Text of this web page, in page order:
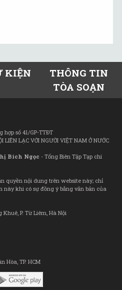
KIỆN
THÔNG TIN
TÒA SOẠN
số 41/GP-TTĐT
LẠC VỚI NGƯỜI VIỆT NAM Ở NƯỚC
Bích Ngọc - Tổng Biên Tập Tạp chí
quyền nội dung trên website này; chỉ
khi có sự đồng ý bằng văn bản của
Khuê, P. Từ Liêm, Hà Nội
Hòa, TP. HCM